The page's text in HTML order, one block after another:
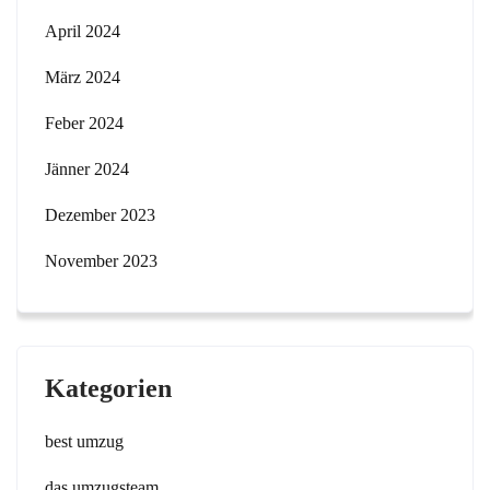
April 2024
März 2024
Feber 2024
Jänner 2024
Dezember 2023
November 2023
Kategorien
best umzug